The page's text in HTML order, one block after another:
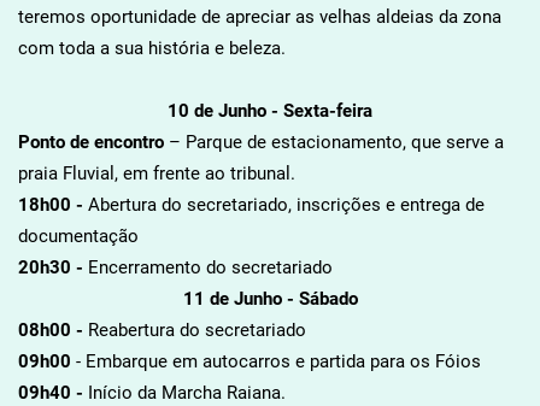
teremos oportunidade de apreciar as velhas aldeias da zona
com toda a sua história e beleza.
10 de Junho - Sexta-feira
Ponto de encontro – Parque de estacionamento, que serve a
praia Fluvial, em frente ao tribunal.
18h00 - Abertura do secretariado, inscrições e entrega de
documentação
20h30 - Encerramento do secretariado
11 de Junho - Sábado
08h00 - Reabertura do secretariado
09h00 - Embarque em autocarros e partida para os Fóios
09h40 - Início da Marcha Raiana.